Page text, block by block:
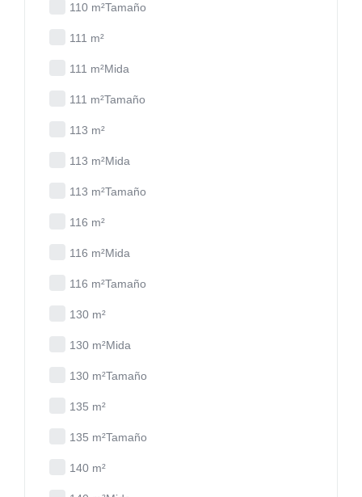
110 m²Tamaño
111 m²
111 m²Mida
111 m²Tamaño
113 m²
113 m²Mida
113 m²Tamaño
116 m²
116 m²Mida
116 m²Tamaño
130 m²
130 m²Mida
130 m²Tamaño
135 m²
135 m²Tamaño
140 m²